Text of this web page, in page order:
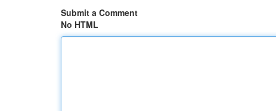
Submit a Comment
No HTML